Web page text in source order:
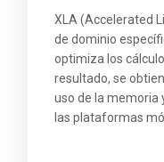
XLA (Accelerated
de dominio
optimiza los
resultado, se
uso de la memoria
las plataformas